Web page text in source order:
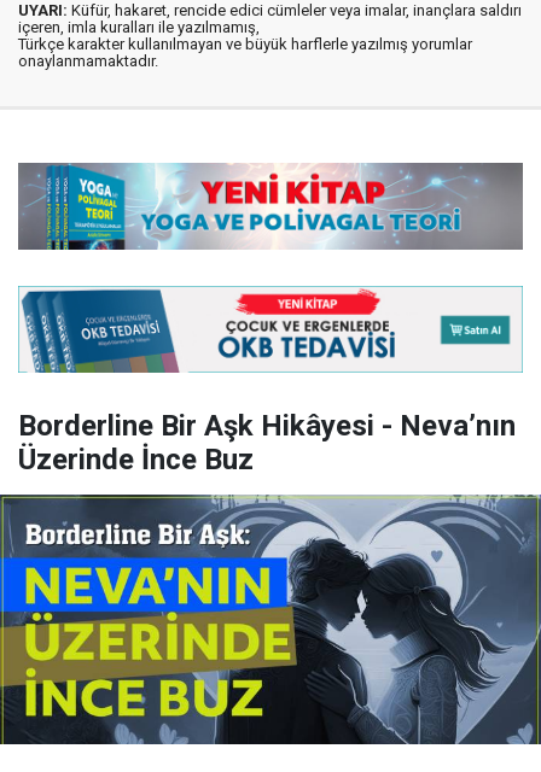
UYARI: Küfür, hakaret, rencide edici cümleler veya imalar, inançlara saldırı
içeren, imla kuralları ile yazılmamış,
Türkçe karakter kullanılmayan ve büyük harflerle yazılmış yorumlar
onaylanmamaktadır.
Borderline Bir Aşk Hikâyesi - Neva’nın
Üzerinde İnce Buz